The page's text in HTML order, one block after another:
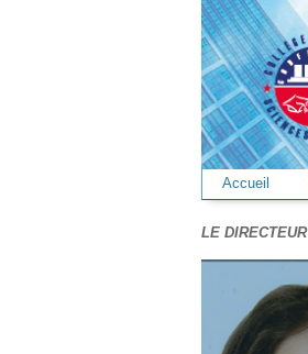
Accueil
LE DIRECTEUR